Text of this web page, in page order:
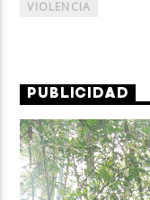
VIOLENCIA
PUBLICIDAD